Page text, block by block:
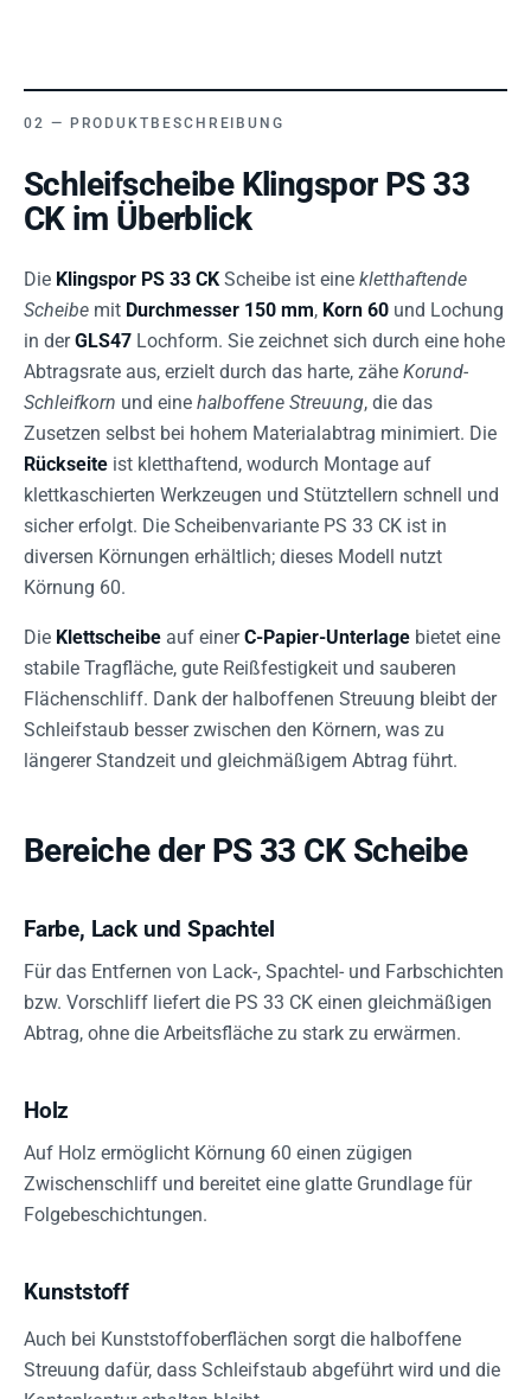
PRODUKTBESCHREIBUNG
Schleifscheibe Klingspor PS 33
CK im Überblick
Die Klingspor PS 33 CK Scheibe ist eine kletthaftende
Scheibe mit Durchmesser 150 mm, Korn 60 und Lochung
in derGLS47 Lochform. Sie zeichnet sich durch eine hohe
Abtragsrate aus, erzielt durch das harte, zähe Korund-
Schleifkorn und eine halboffene Streuung, die das
Zusetzen selbst bei hohem Materialabtrag minimiert. Die
Rückseite ist kletthaftend, wodurch Montage auf
klettkaschierten Werkzeugen und Stütztellern schnell und
sicher erfolgt. Die Scheibenvariante PS 33 CK ist in
diversen Körnungen erhältlich; dieses Modell nutzt
Körnung 60.
Die Klettscheibe auf einerC-Papier-Unterlage bietet eine
stabile Tragfläche, gute Reißfestigkeit und sauberen
Flächenschliff. Dank der halboffenen Streuung bleibt der
Schleifstaub besser zwischen den Körnern, was zu
längerer Standzeit und gleichmäßigem Abtrag führt.
Bereiche der PS 33 CK Scheibe
Farbe, Lack und Spachtel
Für das Entfernen von Lack-, Spachtel- und Farbschichten
bzw. Vorschliff liefert die PS 33 CK einen gleichmäßigen
Abtrag, ohne die Arbeitsfläche zu stark zu erwärmen.
Holz
Auf Holz ermöglicht Körnung 60 einen zügigen
Zwischenschliff und bereitet eine glatte Grundlage für
Folgebeschichtungen.
Kunststoff
Auch bei Kunststoffoberflächen sorgt die halboffene
Streuung dafür, dass Schleifstaub abgeführt wird und die